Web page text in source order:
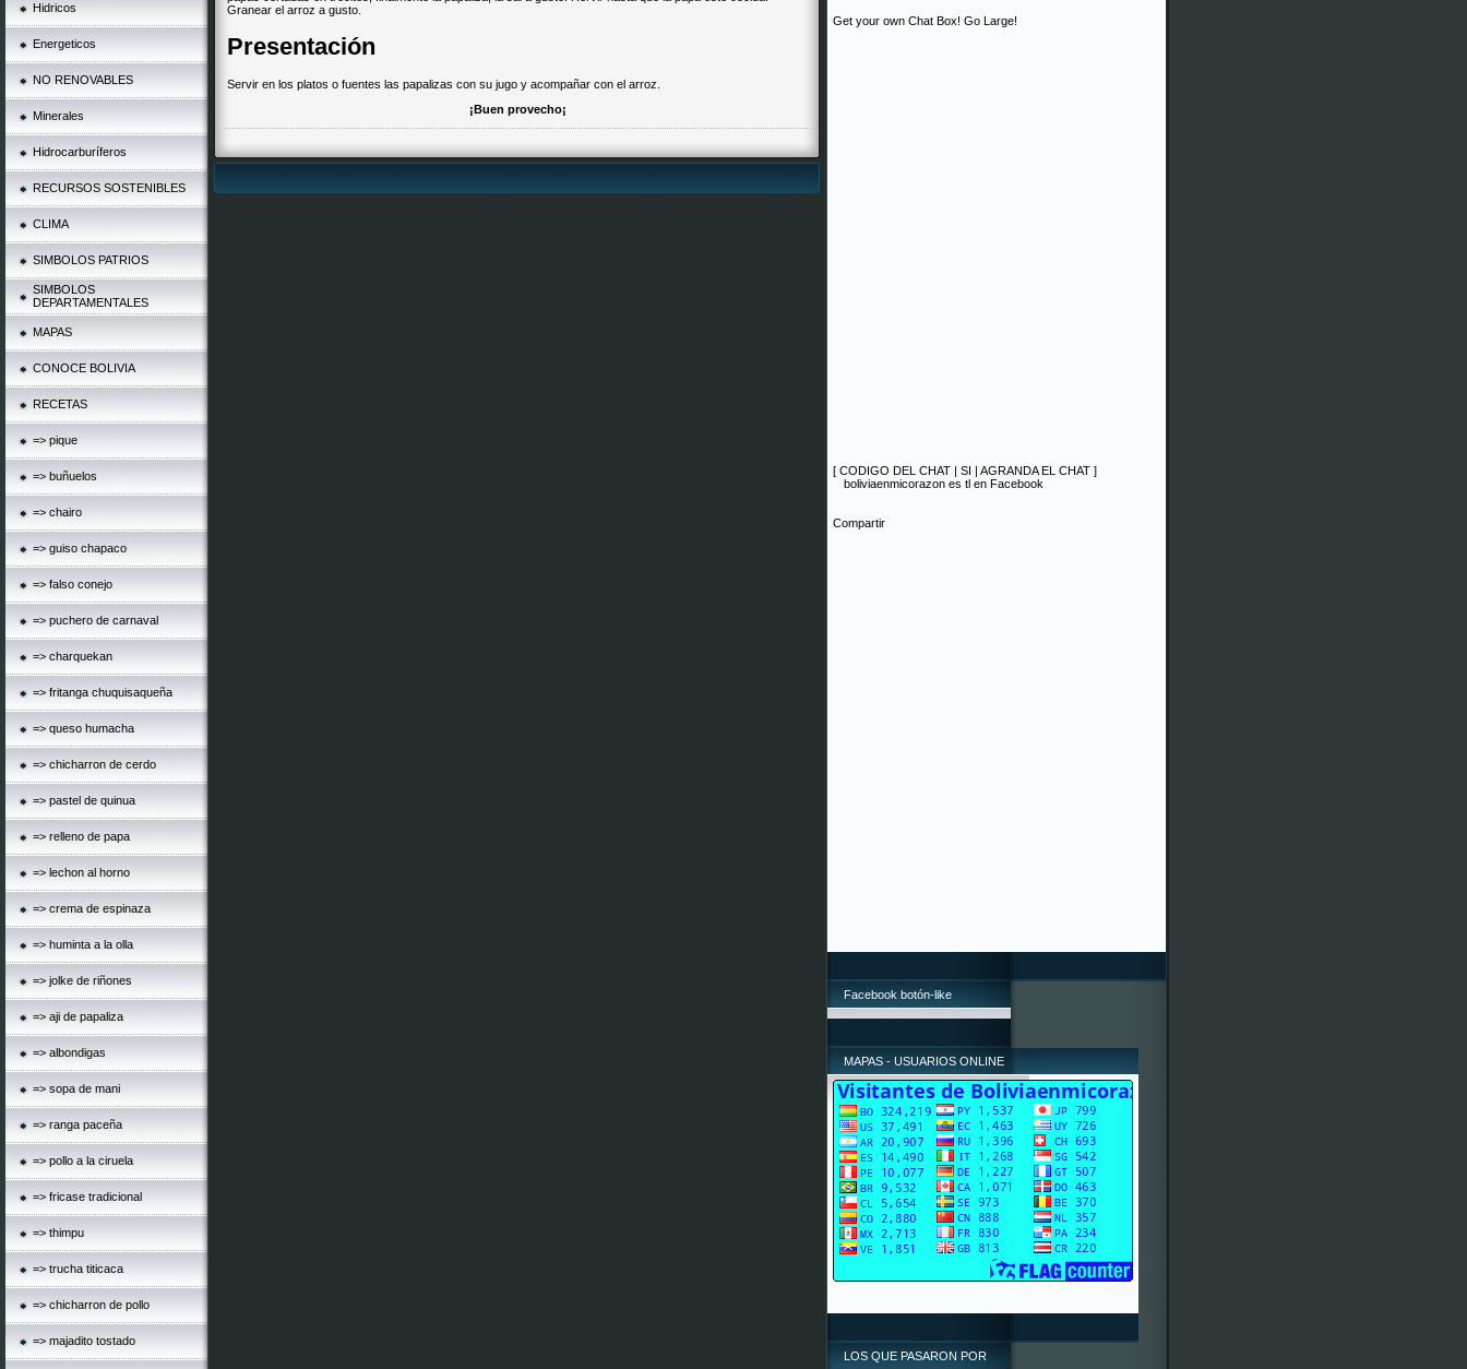
Hidricos
Energeticos
NO RENOVABLES
Minerales
Hidrocarburíferos
RECURSOS SOSTENIBLES
CLIMA
SIMBOLOS PATRIOS
SIMBOLOS
DEPARTAMENTALES
MAPAS
CONOCE BOLIVIA
RECETAS
=> pique
=> buñuelos
=> chairo
=> guiso chapaco
=> falso conejo
=> puchero de carnaval
=> charquekan
=> fritanga chuquisaqueña
=> queso humacha
=> chicharron de cerdo
=> pastel de quinua
=> relleno de papa
=> lechon al horno
=> crema de espinaza
=> huminta a la olla
=> jolke de riñones
=> aji de papaliza
=> albondigas
=> sopa de mani
=> ranga paceña
=> pollo a la ciruela
=> fricase tradicional
=> thimpu
=> trucha titicaca
=> chicharron de pollo
=> majadito tostado
Granear el arroz a gusto.
Presentación
Servir en los platos o fuentes las papalizas con su jugo y acompañar con el arroz.
¡Buen provecho¡
Get your own Chat Box! Go Large!
[ CODIGO DEL CHAT | SI | AGRANDA EL CHAT ]
boliviaenmicorazon es tl en Facebook
Compartir
Facebook botón-like
MAPAS - USUARIOS ONLINE
LOS QUE PASARON POR